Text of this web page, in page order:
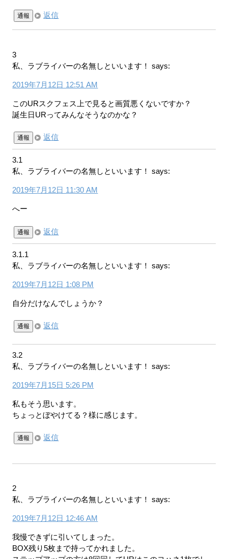
通報 返信
3
私、ラブライバーの名無しといいます！
says:
2019年7月12日 12:51 AM
このURスクフェス上で見ると画質悪くないですか？
誕生日URってみんなそうなのかな？
通報 返信
3.1
私、ラブライバーの名無しといいます！
says:
2019年7月12日 11:30 AM
へー
通報 返信
3.1.1
私、ラブライバーの名無しといいます！
says:
2019年7月12日 1:08 PM
自分だけなんでしょうか？
通報 返信
3.2
私、ラブライバーの名無しといいます！
says:
2019年7月15日 5:26 PM
私もそう思います。
ちょっとぼやけてる？様に感じます。
通報 返信
2
私、ラブライバーの名無しといいます！
says:
2019年7月12日 12:46 AM
我慢できずに引いてしまった。
BOX残り5枚まで持ってかれました。